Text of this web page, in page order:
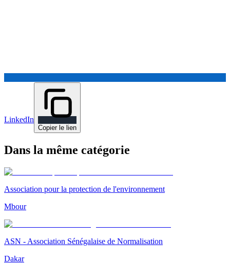
LinkedIn
Copier le lien
Dans la même catégorie
Association pour la protection de l'environnement
Mbour
ASN - Association Sénégalaise de Normalisation
Dakar